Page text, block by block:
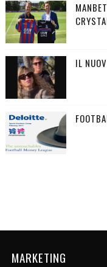
IL
MARKETING